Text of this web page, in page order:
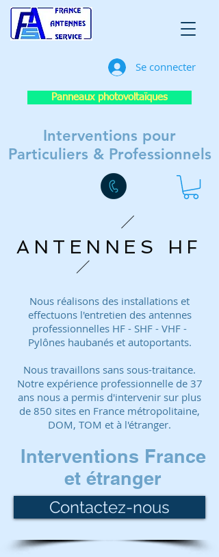
Se connecter
Panneaux photovoltaïques
Interventions pour
Particuliers & Professionnels
ANTENNES HF
Nous réalisons des installations et
effectuons l'entretien des antennes
professionnelles HF - SHF - VHF -
Pylônes haubanés et autoportants.
Nous travaillons sans sous-traitance.
Notre expérience professionnelle de 37
ans nous a permis d'intervenir sur plus
de 850 sites en France métropolitaine,
DOM, TOM et à l'étranger.
Interventions France
et étranger
Contactez-nous